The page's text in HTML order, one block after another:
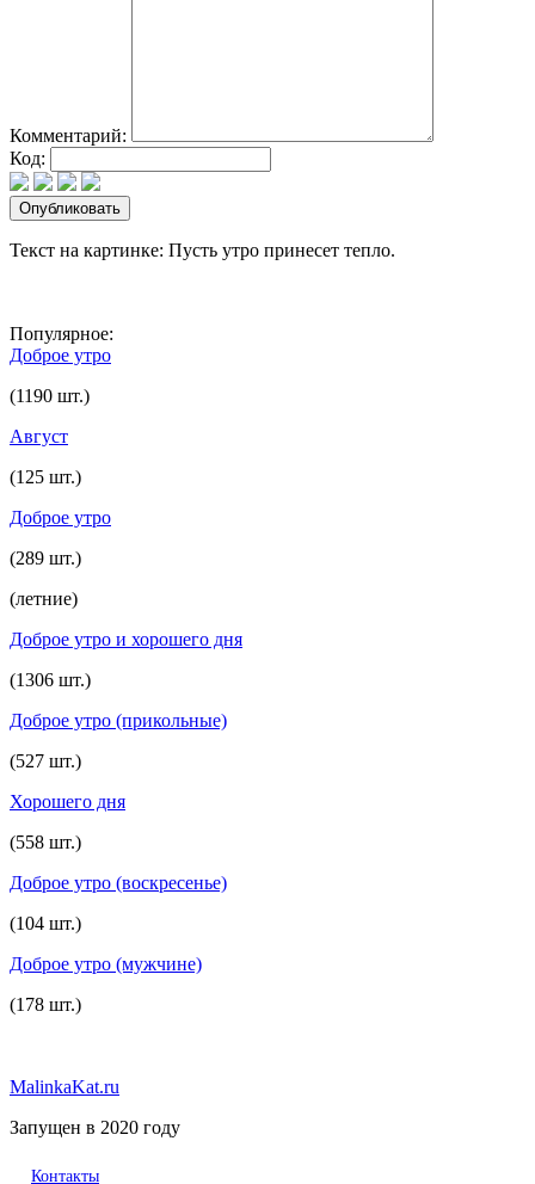
Комментарий:
Код:
Текст на картинке: Пусть утро принесет тепло.
Популярное:
Доброе утро
(1190 шт.)
Август
(125 шт.)
Доброе утро
(289 шт.)
(летние)
Доброе утро и хорошего дня
(1306 шт.)
Доброе утро (прикольные)
(527 шт.)
Хорошего дня
(558 шт.)
Доброе утро (воскресенье)
(104 шт.)
Доброе утро (мужчине)
(178 шт.)
MalinkaKat.ru
Запущен в 2020 году
Контакты